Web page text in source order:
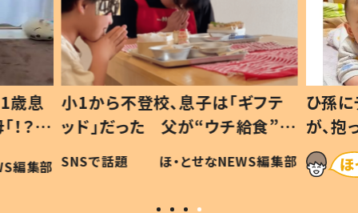
歳息
？」
編集部
小1から不登校、息子は「ギフテ
ッド」だった 父が“ウチ給食”を
作り続ける理由とは #令和の親
#令和の子
SNSで話題 ほ・とせなNEWS編集部
ひ孫
が、
「涙が
い」